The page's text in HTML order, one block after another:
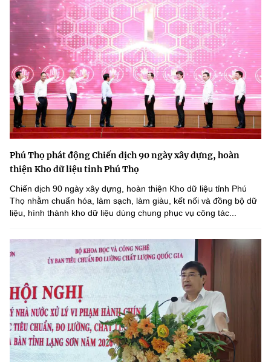
Phú Thọ phát động Chiến dịch 90 ngày xây dựng, hoàn
thiện Kho dữ liệu tỉnh Phú Thọ
Chiến dịch 90 ngày xây dựng, hoàn thiện Kho dữ liệu tỉnh Phú
Thọ nhằm chuẩn hóa, làm sạch, làm giàu, kết nối và đồng bộ dữ
liệu, hình thành kho dữ liệu dùng chung phục vụ công tác...